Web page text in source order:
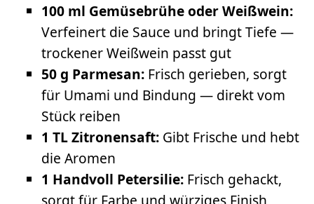
100 ml Gemüsebrühe oder Weißwein:
Verfeinert die Sauce und bringt Tiefe —
trockener Weißwein passt gut
50 g Parmesan: Frisch gerieben, sorgt
für Umami und Bindung — direkt vom
Stück reiben
1 TL Zitronensaft: Gibt Frische und hebt
die Aromen
1 Handvoll Petersilie: Frisch gehackt,
sorgt für Farbe und würziges Finish